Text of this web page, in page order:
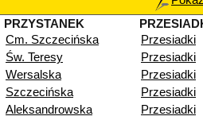
PRZYSTANEK
Cm. Szczecińska
Przesiadki
Św. Teresy
Przesiadki
Wersalska
Przesiadki
Szczecińska
Przesiadki
Aleksandrowska
Przesiadki